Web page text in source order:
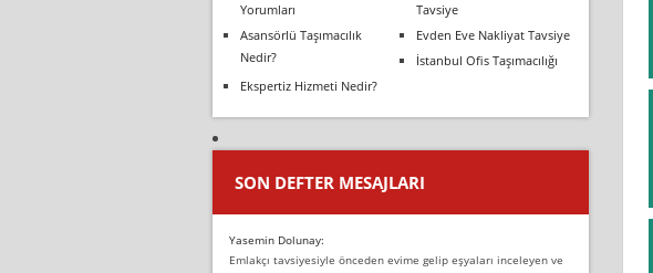
Yorumları
Tavsiye
Asansörlü Taşımacılık
Nedir?
Evden Eve Nakliyat Tavsiye
İstanbul Ofis Taşımacılığı
Ekspertiz Hizmeti Nedir?
SON DEFTER MESAJLARI
Yasemin Dolunay:
Emlakçı tavsiyesiyle önceden evime gelip eşyaları inceleyen ve